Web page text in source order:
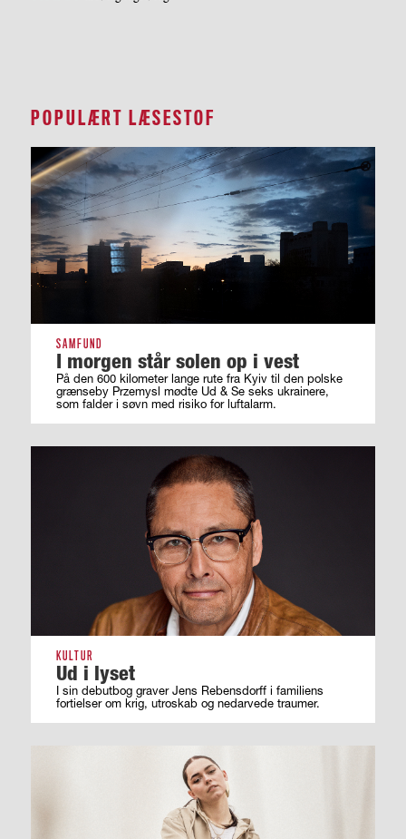
POPULÆRT LÆSESTOF
SAMFUND
I morgen står solen op i vest
På den 600 kilometer lange rute fra Kyiv til den polske
grænseby Przemysl mødte Ud & Se seks ukrainere,
som falder i søvn med risiko for luftalarm.
KULTUR
Ud i lyset
I sin debutbog graver Jens Rebensdorff i familiens
fortielser om krig, utroskab og nedarvede traumer.